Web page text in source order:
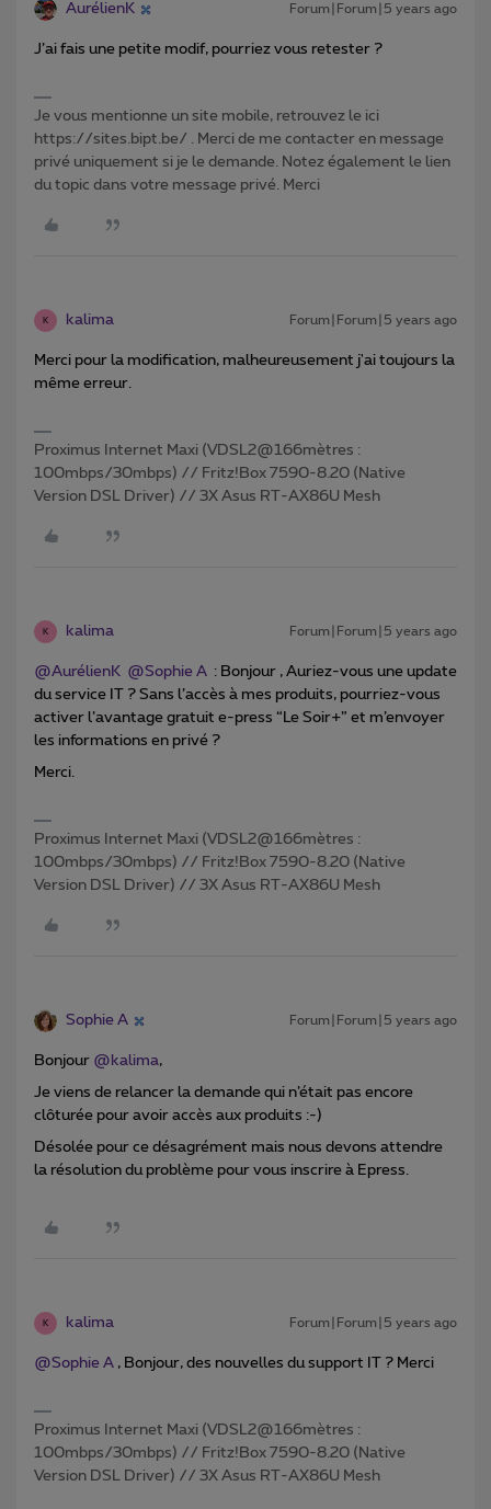
AurélienK Forum|Forum|5 years ago
J’ai fais une petite modif, pourriez vous retester ?
Je vous mentionne un site mobile, retrouvez le ici
https://sites.bipt.be/ . Merci de me contacter en message
privé uniquement si je le demande. Notez également le lien
du topic dans votre message privé. Merci
K kalima Forum|Forum|5 years ago
Merci pour la modification, malheureusement j'ai toujours la
même erreur.
Proximus Internet Maxi (VDSL2@166mètres :
100mbps/30mbps) // Fritz!Box 7590-8.20 (Native
Version DSL Driver) // 3X Asus RT-AX86U Mesh
K kalima Forum|Forum|5 years ago
@AurélienK @Sophie A : Bonjour , Auriez-vous une update
du service IT ? Sans l’accès à mes produits, pourriez-vous
activer l’avantage gratuit e-press “Le Soir+” et m’envoyer
les informations en privé ?
Merci.
Proximus Internet Maxi (VDSL2@166mètres :
100mbps/30mbps) // Fritz!Box 7590-8.20 (Native
Version DSL Driver) // 3X Asus RT-AX86U Mesh
Sophie A Forum|Forum|5 years ago
Bonjour @kalima,
Je viens de relancer la demande qui n’était pas encore
clôturée pour avoir accès aux produits :-)
Désolée pour ce désagrément mais nous devons attendre
la résolution du problème pour vous inscrire à Epress.
K kalima Forum|Forum|5 years ago
@Sophie A , Bonjour, des nouvelles du support IT ? Merci
Proximus Internet Maxi (VDSL2@166mètres :
100mbps/30mbps) // Fritz!Box 7590-8.20 (Native
Version DSL Driver) // 3X Asus RT-AX86U Mesh